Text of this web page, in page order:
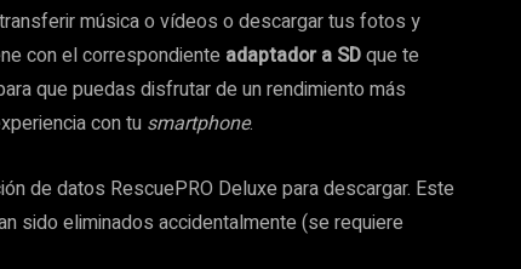
música o vídeos o descargar tus fotos y
con el correspondiente adaptador a SDque te
que puedas disfrutar de un rendimiento más
con tu smartphone.
de datos RescuePRO Deluxe para descargar. Este
sido eliminados accidentalmente (se requiere